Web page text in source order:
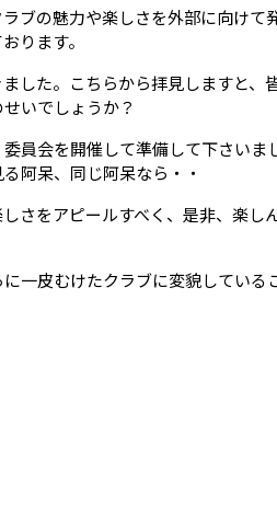
ブの魅力や楽しさを外部に向けて
ります。
した。こちらから拝見しますと、
いでしょうか？
員会を開催して準備して下さいま
阿呆、同じ阿呆なら・・
さをアピールすべく、是非、楽し
一皮むけたクラブに変貌している